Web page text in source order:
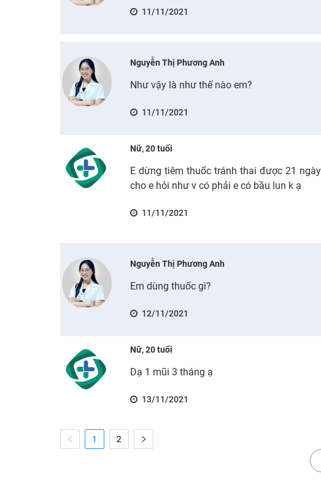
11/11/2021
Nguyễn Thị Phương Anh
Như vậy là như thế nào em?
11/11/2021
Nữ, 20 tuổi
E dừng tiêm thuốc tránh thai được 21
cho e hỏi như v có phải e có bầu lun k ạ
11/11/2021
Nguyễn Thị Phương Anh
Em dùng thuốc gì?
12/11/2021
Nữ, 20 tuổi
Dạ 1 mũi 3 tháng ạ
13/11/2021
1 2